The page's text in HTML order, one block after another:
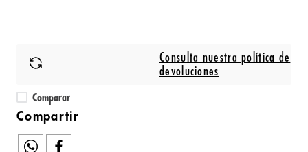
Consulta nuestra política de
devoluciones
Comparar